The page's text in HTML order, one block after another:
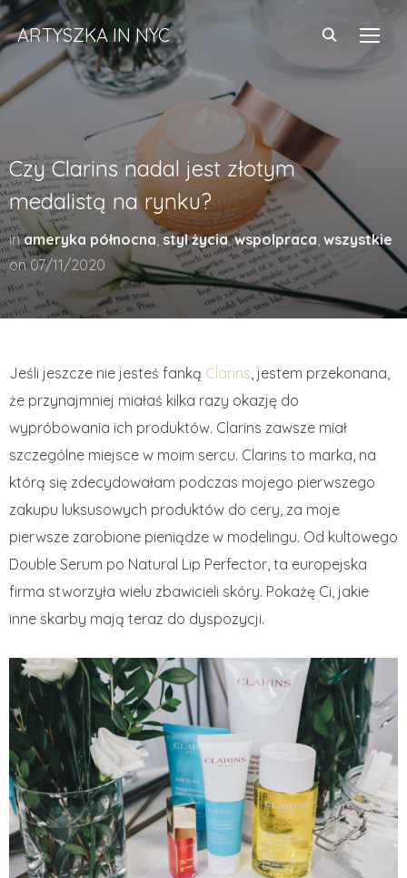
ARTYSZKA IN NYC
Czy Clarins nadal jest złotym
medalistą na rynku?
inameryka północna,styl życia,wspolpraca, wszystkie
on07/11/2020
Jeśli jeszcze nie jesteś fanką Clarins, jestem przekonana,
że przynajmniej miałaś kilka razy okazję do
wypróbowania ich produktów. Clarins zawsze miał
szczególne miejsce w moim sercu. Clarins to marka, na
którą się zdecydowałam podczas mojego pierwszego
zakupu luksusowych produktów do cery, za moje
pierwsze zarobione pieniądze w modelingu. Od kultowego
Double Serum po Natural Lip Perfector, ta europejska
firma stworzyła wielu zbawicieli skóry. Pokażę Ci, jakie
inne skarby mają teraz do dyspozycji.